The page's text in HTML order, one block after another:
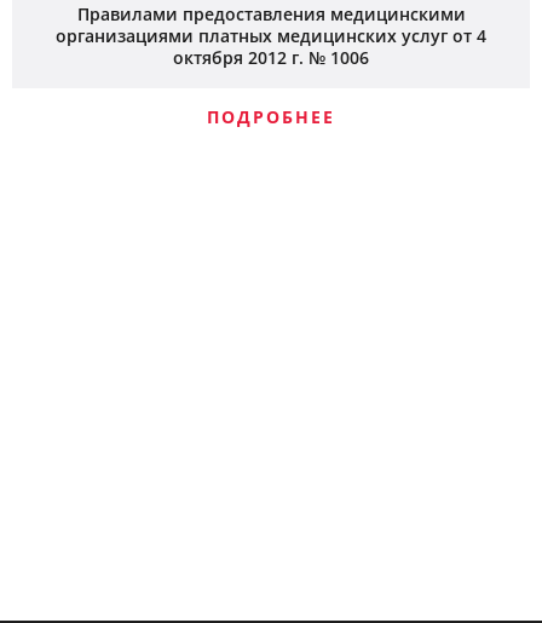
Правилами предоставления медицинскими
организациями платных медицинских услуг от 4
октября 2012 г. № 1006
ПОДРОБНЕЕ